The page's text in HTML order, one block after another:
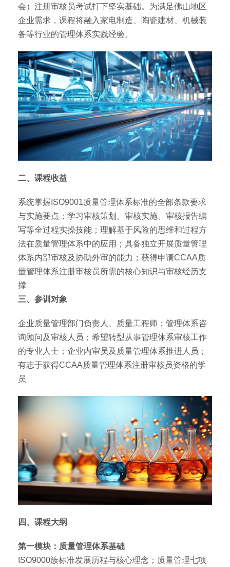
会）注册审核员考试打下坚实基础。为满足佛山地区
企业需求，课程将融入家电制造、陶瓷建材、机械装
备等行业的管理体系实践经验。
二、课程收益
系统掌握ISO9001质量管理体系标准的全部条款要求
与实施要点；学习审核策划、审核实施、审核报告编
写等全过程实操技能；理解基于风险的思维和过程方
法在质量管理体系中的应用；具备独立开展质量管理
体系内部审核及协助外审的能力；获得申请CCAA质
量管理体系注册审核员所需的核心知识与审核经历支
撑
三、参训对象
企业质量管理部门负责人、质量工程师；管理体系咨
询顾问及审核人员；希望转型从事管理体系审核工作
的专业人士；企业内审员及质量管理体系推进人员；
有志于获得CCAA质量管理体系注册审核员资格的学
员
四、课程大纲
第一模块：质量管理体系基础
ISO9000族标准发展历程与核心理念；质量管理七项